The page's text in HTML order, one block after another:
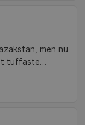
men nu
tuffaste